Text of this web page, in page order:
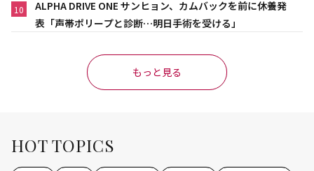
10
ALPHA DRIVE ONE サンヒョン、カムバックを前に休養発
表「声帯ポリープと診断…明日手術を受ける」
もっと見る
HOT TOPICS